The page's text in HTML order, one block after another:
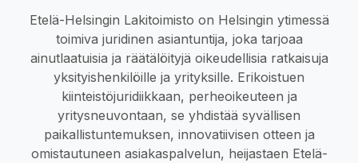
Etelä-Helsingin Lakitoimisto on Helsingin ytimessä
toimiva juridinen asiantuntija, joka tarjoaa
ainutlaatuisia ja räätälöityjä oikeudellisia ratkaisuja
yksityishenkilöille ja yrityksille. Erikoistuen
kiinteistöjuridiikkaan, perheoikeuteen ja
yritysneuvontaan, se yhdistää syvällisen
paikallistuntemuksen, innovatiivisen otteen ja
omistautuneen asiakaspalvelun, heijastaen Etelä-